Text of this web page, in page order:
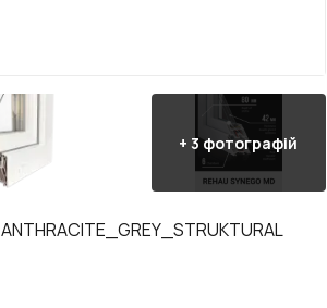
+3фотографій
ANTHRACITE_GREY_STRUKTURAL